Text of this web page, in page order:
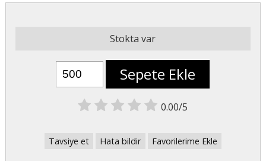
Stokta var
Sepete Ekle
0.00/5
Tavsiye et Hata bildir Favorilerime Ekle